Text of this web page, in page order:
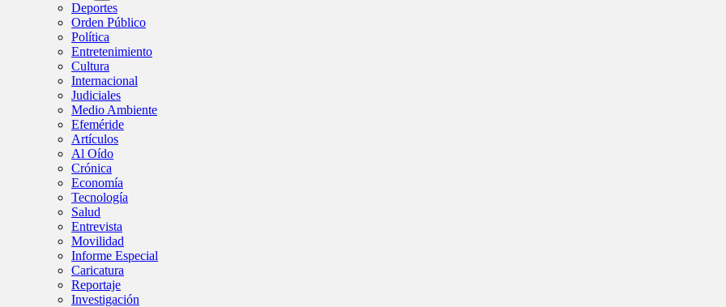
Deportes
Orden Público
Política
Entretenimiento
Cultura
Internacional
Judiciales
Medio Ambiente
Efeméride
Artículos
Al Oído
Crónica
Economía
Tecnología
Salud
Entrevista
Movilidad
Informe Especial
Caricatura
Reportaje
Investigación